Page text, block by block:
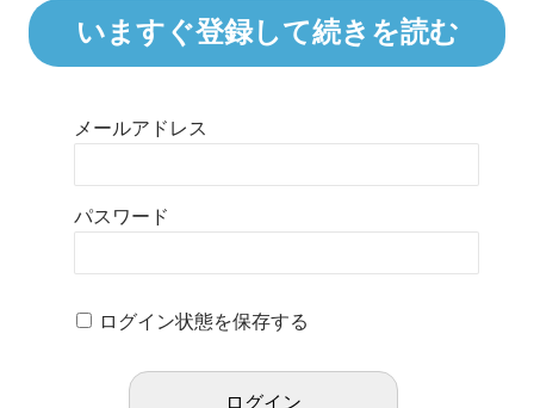
いますぐ登録して続きを読む
メールアドレス
パスワード
ログイン状態を保存する